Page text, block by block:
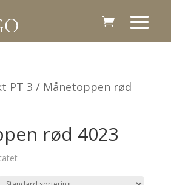
PT 3 / Månetoppen rød
rød 4023